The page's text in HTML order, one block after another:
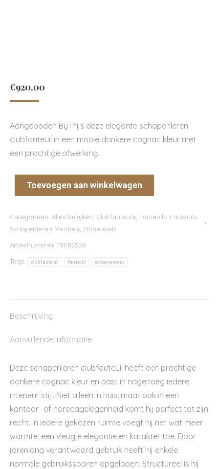
€920.00
Aangeboden ByThijs deze elegante schapenleren
clubfauteuil in een mooie donkere cognac kleur met
een prachtige afwerking.
Toevoegen aan winkelwagen
Categorieën: Alles bekijken Clubfauteuils Fauteuils Fauteuils
Schapenleren Meubels Zitmeubels
Artikelnummer: 19082508
Tags: clubfauteuil fauteuil schapenleer
Beschrijving
Aanvullende informatie
Deze schapenleren clubfauteuil heeft een prachtige
donkere cognac kleur en past in nagenoeg iedere
interieur stijl. Niet alleen in huis, maar ook in een
kantoor- of horecagelegenheid komt hij perfect tot zijn
recht. In iedere gekozen ruimte voegt hij net wat meer
warmte, een vleugje elegantie en karakter toe. Door
jarenlang verantwoord gebruik heeft hij enkele
normale gebruikssporen opgelopen. Structureel is hij